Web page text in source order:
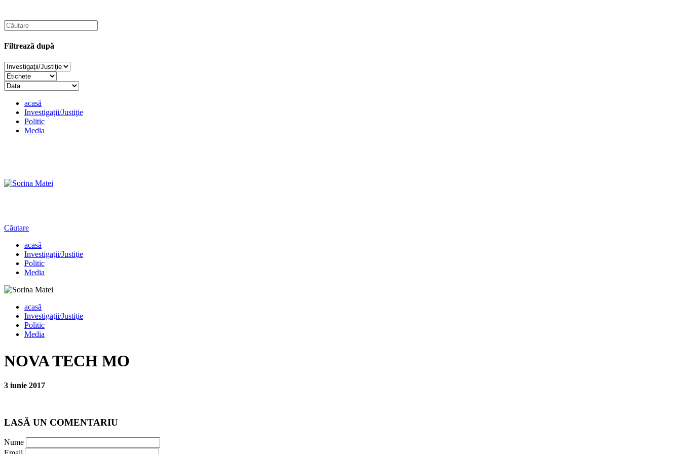
Filtrează după
acasă
Investigaţii/Justiţie
Politic
Media
Căutare
acasă
Investigaţii/Justiţie
Politic
Media
acasă
Investigaţii/Justiţie
Politic
Media
NOVA TECH MO
3 iunie 2017
LASĂ UN COMENTARIU
Nume